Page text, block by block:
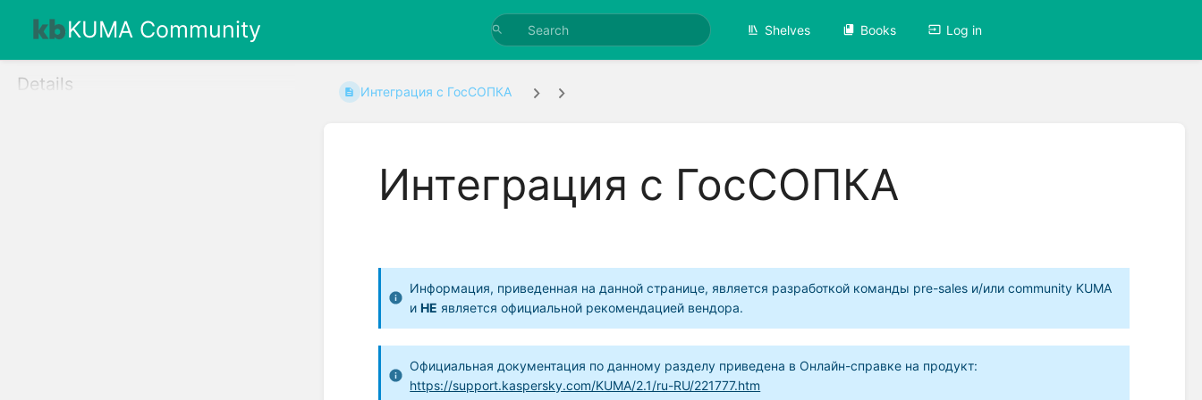
KUMA Community Shelves Books Log in
Details Интеграция с ГосСОПКА
Интеграция с ГосСОПКА
Информация, приведенная на данной странице, является разработкой команды pre-sales и/или community KUMA
иНЕ является официальной рекомендацией вендора.
Официальная документация по данному разделу приведена в Онлайн-справке на продукт:
https://support.kaspersky.com/KUMA/2.1/ru-RU/221777.htm